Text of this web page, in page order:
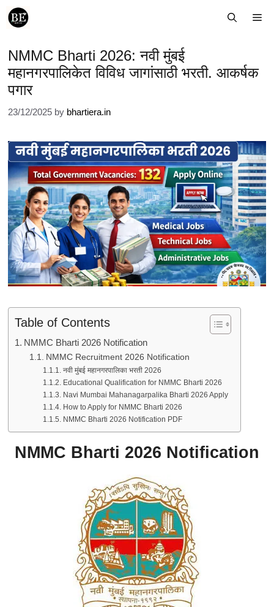
Skip
NMMC Bharti 2026: नवी मुंबई
महानगरपालिकेत विविध जागांसाठी भरती. आकर्षक
पगार
23/12/2025 by bhartiera.in
Table of Contents
NMMC Bharti 2026 Notification
NMMC Recruitment 2026 Notification
नवी मुंबई महानगरपालिका भरती 2026
Educational Qualification for NMMC Bharti 2026
Navi Mumbai Mahanagarpalika Bharti 2026 Apply
How to Apply for NMMC Bharti 2026
NMMC Bharti 2026 Notification PDF
NMMC Bharti 2026 Notification